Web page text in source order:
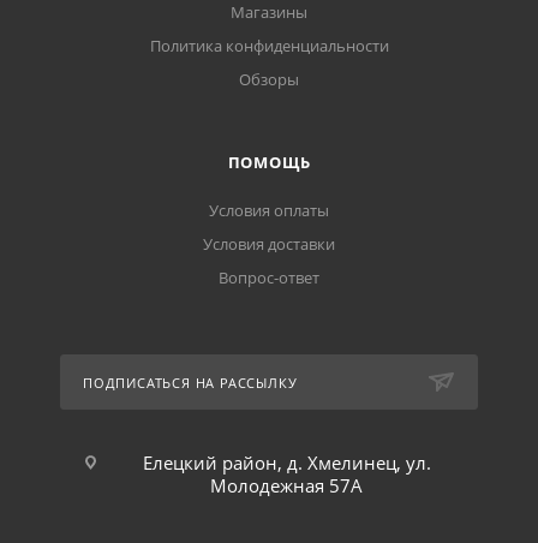
Магазины
Политика конфиденциальности
Обзоры
ПОМОЩЬ
Условия оплаты
Условия доставки
Вопрос-ответ
ПОДПИСАТЬСЯ НА РАССЫЛКУ
Елецкий район, д. Хмелинец, ул.
Молодежная 57А